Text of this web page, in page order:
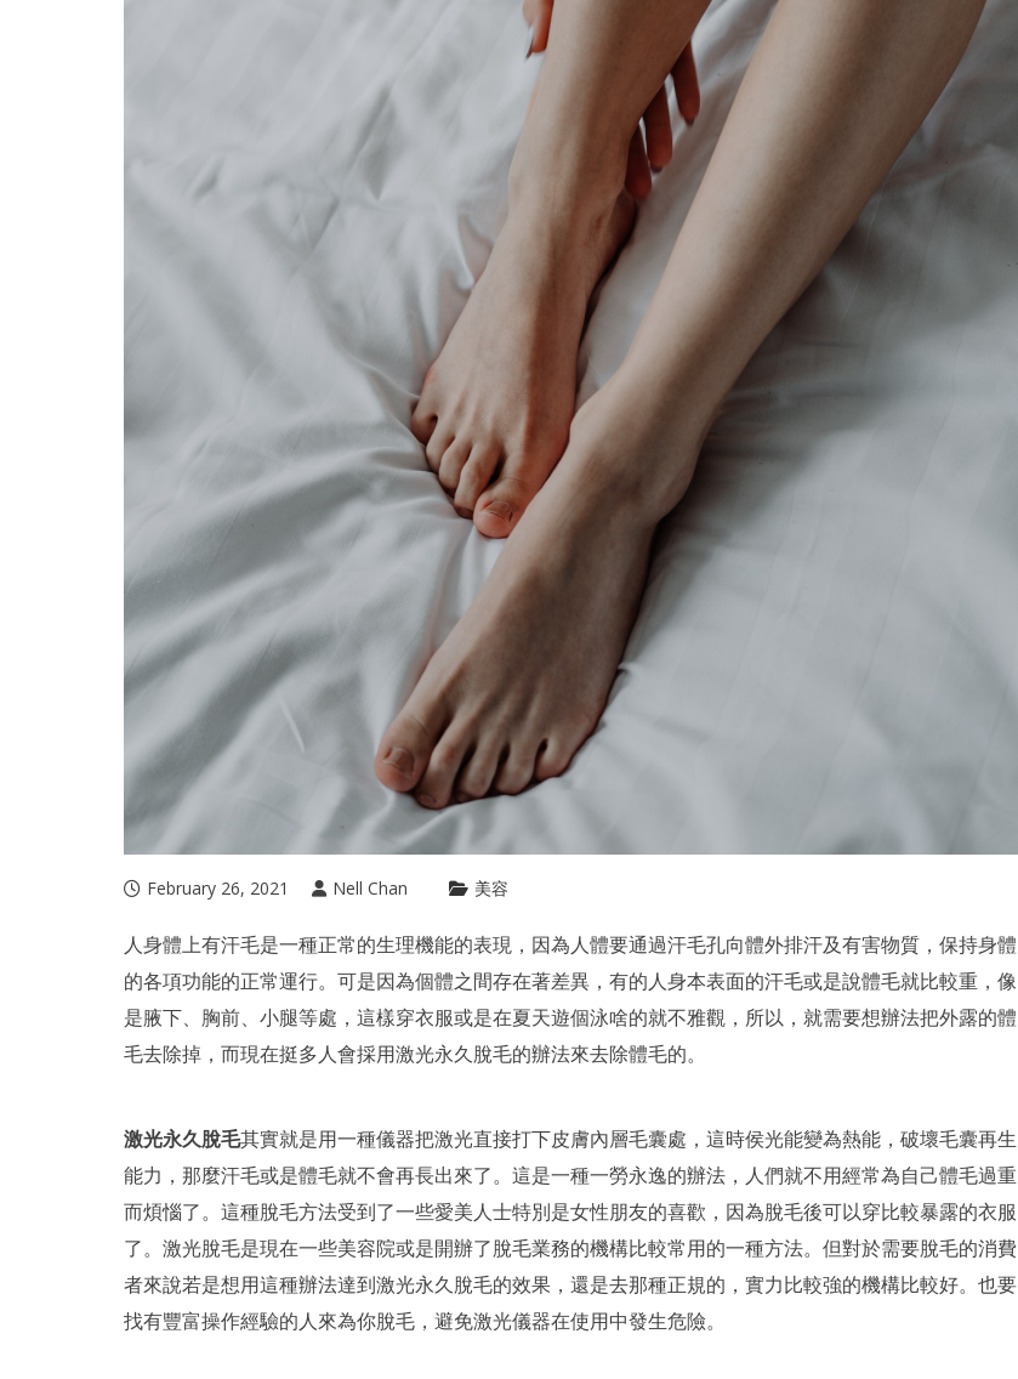
February 26, 2021 Nell Chan 美容
人身體上有汗毛是一種正常的生理機能的表現，因為人體要通過汗毛孔向體外排汗及有害物質，保持身體
的各項功能的正常運行。可是因為個體之間存在著差異，有的人身本表面的汗毛或是說體毛就比較重，像
是腋下、胸前、小腿等處，這樣穿衣服或是在夏天遊個泳啥的就不雅觀，所以，就需要想辦法把外露的體
毛去除掉，而現在挺多人會採用激光永久脫毛的辦法來去除體毛的。
激光永久脫毛其實就是用一種儀器把激光直接打下皮膚內層毛囊處，這時侯光能變為熱能，破壞毛囊再生
能力，那麼汗毛或是體毛就不會再長出來了。這是一種一勞永逸的辦法，人們就不用經常為自己體毛過重
而煩惱了。這種脫毛方法受到了一些愛美人士特別是女性朋友的喜歡，因為脫毛後可以穿比較暴露的衣服
了。 激光脫毛是現在一些美容院或是開辦了脫毛業務的機構比較常用的一種方法。但對於需要脫毛的消費
者來說若是想用這種辦法達到激光永久脫毛的效果，還是去那種正規的，實力比較強的機構比較好。也要
找有豐富操作經驗的人來為你脫毛 ，避免激光儀器在使用中發生危險。